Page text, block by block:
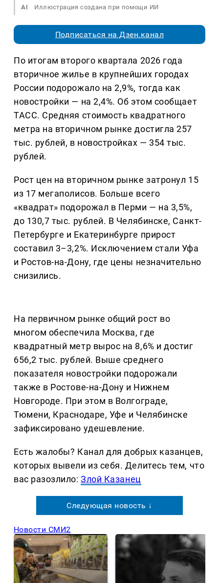
AI Иллюстрация создана при помощи ИИ
Подписаться на Дзен.канал
По итогам второго квартала 2026 года
вторичное жилье в крупнейших городах
России подорожало на 2,9%, тогда как
новостройки — на 2,4%. Об этом сообщает
ТАСС. Средняя стоимость квадратного
метра на вторичном рынке достигла 257
тыс. рублей, в новостройках — 354 тыс.
рублей.
Рост цен на вторичном рынке затронул 15
из 17 мегаполисов. Больше всего
«квадрат» подорожал в Перми — на 3,5%,
до 130,7 тыс. рублей. В Челябинске, Санкт-
Петербурге и Екатеринбурге прирост
составил 3–3,2%. Исключением стали Уфа
и Ростов-на-Дону, где цены незначительно
снизились.
На первичном рынке общий рост во
многом обеспечила Москва, где
квадратный метр вырос на 8,6% и достиг
656,2 тыс. рублей. Выше среднего
показателя новостройки подорожали
также в Ростове-на-Дону и Нижнем
Новгороде. При этом в Волгограде,
Тюмени, Краснодаре, Уфе и Челябинске
зафиксировано удешевление.
Есть жалобы? Канал для добрых казанцев,
которых вывели из себя. Делитеcь тем, что
вас разозлило:Злой Казанец
Следующая новость ↓
Новости СМИ2